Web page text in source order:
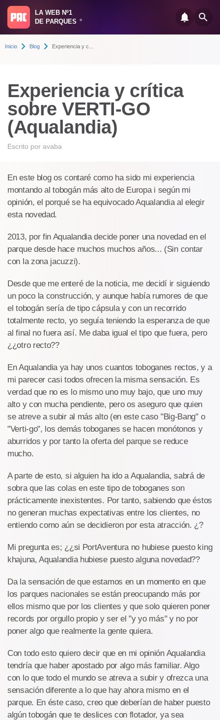
LA WEB Nº1
DE PARQUES
®
Inicio Blog Experiencia y c...
Experiencia y crítica
sobre VERTI-GO
(Aqualandia)
Escrito por avaba
En este blog os contaré como ha sido mi experiencia
montando al tobogán más alto de Europa i según mi
opinión, el porqué se ha equivocado Aqualandia al elegir
esta novedad.
2013, por fin Aqualandia decide poner una novedad en el
parque desde hace muchos muchos años... (Sin contar
con la zona jacuzzi).
Desde que me enteré de la noticia, me decidí ir siguiendo
un poco la construcción, y aunque había rumores de que
el tobogán sería de tipo cápsula y con un recorrido
totalmente recto, yo seguía teniendo la esperanza de que
al final no fuera así. Me daba igual el tipo que fuera, pero
¿¿otro recto??
En Aqualandia ya hay unos cuantos toboganes rectos, y a
mi parecer casi todos ofrecen la misma sensación. Es
verdad que no es lo mismo uno muy bajo, que uno muy
alto y con mucha pendiente, pero os aseguro que quien
se atreve a subir al más alto (en este caso "Big-Bang" o
"Verti-go", los demás toboganes se hacen monótonos y
aburridos y por tanto la oferta del parque se reduce
mucho.
A parte de esto, si alguien ha ido a Aqualandia, sabrá de
sobra que las colas en este tipo de toboganes son
prácticamente inexistentes. Por tanto, sabiendo que éstos
no generan muchas expectativas entre los clientes, no
entiendo como aún se decidieron por esta atracción. ¿?
Mi pregunta es; ¿¿si PortAventura no hubiese puesto king
khajuna, Aqualandia hubiese puesto alguna novedad??
Da la sensación de que estamos en un momento en que
los parques nacionales se están preocupando más por
ellos mismo que por los clientes y que solo quieren poner
records por orgullo propio y ser el "y yo más" y no por
poner algo que realmente la gente quiera.
Con todo esto quiero decir que en mi opinión Aqualandia
tendría que haber apostado por algo más familiar. Algo
con lo que todo el mundo se atreva a subir y ofrezca una
sensación diferente a lo que hay ahora mismo en el
parque. En éste caso, creo que deberían de haber puesto
algún tobogán que te deslices con flotador, ya sea